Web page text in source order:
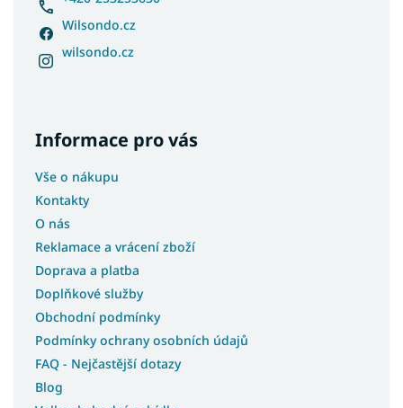
Wilsondo.cz
wilsondo.cz
Informace pro vás
Vše o nákupu
Kontakty
O nás
Reklamace a vrácení zboží
Doprava a platba
Doplňkové služby
Obchodní podmínky
Podmínky ochrany osobních údajů
FAQ - Nejčastější dotazy
Blog